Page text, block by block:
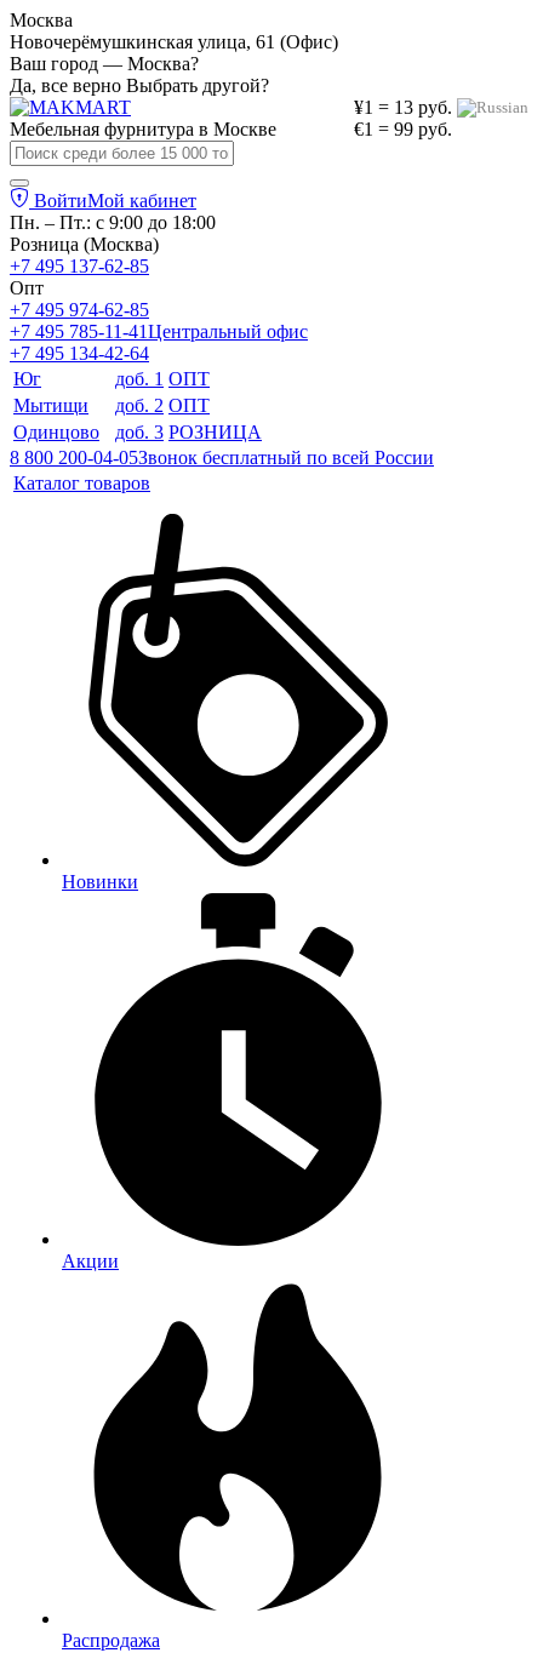
Москва
Новочерёмушкинская улица, 61 (Офис)
Ваш город — Москва?
Да, все верно Выбрать другой?
¥1 = 13 руб.
€1 = 99 руб.
Мебельная фурнитура в Москве
ВойтиМой кабинет
Пн. – Пт.: с 9:00 до 18:00
Розница (Москва)
+7 495 137-62-85
Опт
+7 495 974-62-85
+7 495 785-11-41Центральный офис
+7 495 134-42-64
Юг
доб. 1 ОПТ
Мытищи
доб. 2 ОПТ
Одинцово
доб. 3 РОЗНИЦА
8 800 200-04-05Звонок бесплатный по всей России
Каталог товаров
Новинки
Акции
Распродажа